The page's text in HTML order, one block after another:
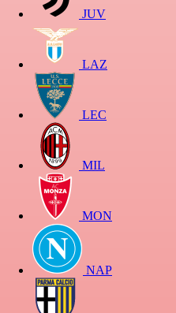
JUV
LAZ
LEC
MIL
MON
NAP